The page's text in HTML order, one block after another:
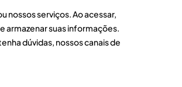
nossos serviços. Ao acessar,
armazenar suas informações.
dúvidas, nossos canais de